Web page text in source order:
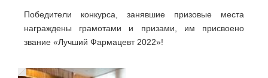
Победители конкурса, занявшие призовые места
награждены грамотами и призами, им присвоено
звание «Лучший Фармацевт 2022»!